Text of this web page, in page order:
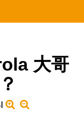
大哥
|